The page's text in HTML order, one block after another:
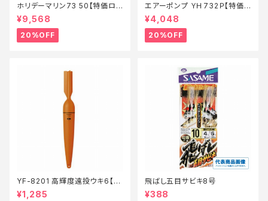
ホリデーマリン73 50【特価ロッ
ド】【20】
¥9,568
20%OFF
エアーポンプ ＹＨ732Ｐ【特価
装備】【20】
¥4,048
20%OFF
YF-8201 高輝度遠投ウキ6【特
価仕掛】【20】
¥1,285
飛ばし五目サビキ8号
¥388